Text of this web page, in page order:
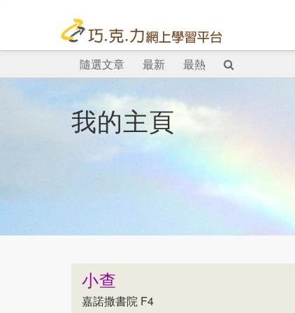
隨選文章 最新 最熱
我的主頁
小查
嘉諾撒書院 F4